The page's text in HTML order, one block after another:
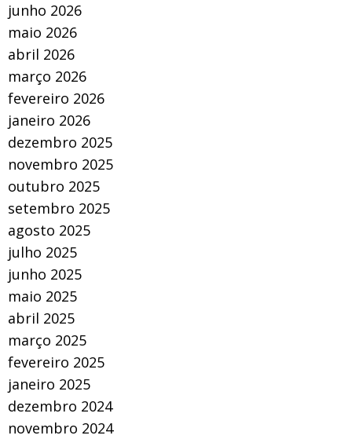
junho 2026
maio 2026
abril 2026
março 2026
fevereiro 2026
janeiro 2026
dezembro 2025
novembro 2025
outubro 2025
setembro 2025
agosto 2025
julho 2025
junho 2025
maio 2025
abril 2025
março 2025
fevereiro 2025
janeiro 2025
dezembro 2024
novembro 2024